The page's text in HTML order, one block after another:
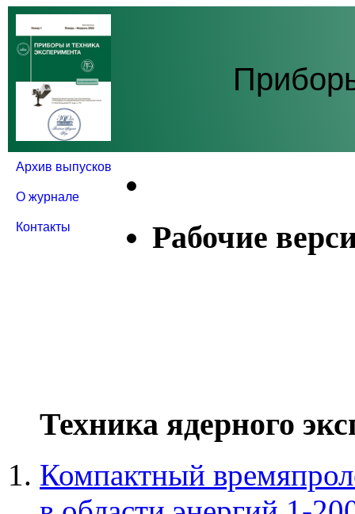
Архив выпусков
О журнале
Контакты Рабочие
Техника ядерного
Компактный